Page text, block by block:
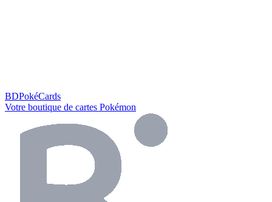
BDPokéCards
Votre boutique de cartes Pokémon